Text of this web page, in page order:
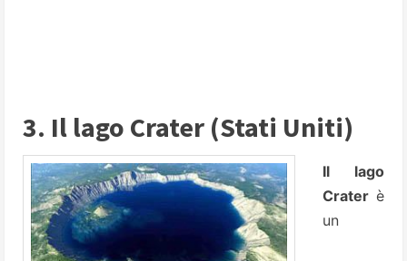
3. Il lago Crater (Stati Uniti)
Il lago
Crater è
un